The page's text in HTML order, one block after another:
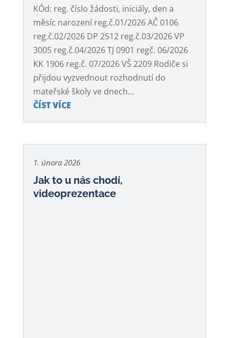
KÓd: reg. číslo žádosti, iniciály, den a
měsíc narození reg.č.01/2026 AČ 0106
reg.č.02/2026 DP 2512 reg.č.03/2026 VP
3005 reg.č.04/2026 TJ 0901 regč. 06/2026
KK 1906 reg.č. 07/2026 VŠ 2209 Rodiče si
přijdou vyzvednout rozhodnutí do
mateřské školy ve dnech...
ČÍST VÍCE
Jak to u nás chodí,
videoprezentace
1. února 2026